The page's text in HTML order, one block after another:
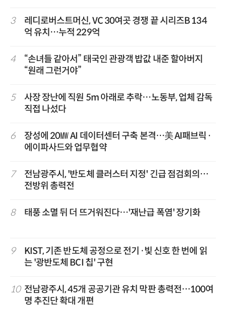
3
레디로버스트머신, VC 30여곳 경쟁 끝 시리즈B 134
억 유치…누적 229억
4
“손녀들 같아서” 태국인 관광객 밥값 내준 할아버지
“원래 그런거야”
5
사장 장난에 직원 5m 아래로 추락…노동부, 업체 감독
직접 나섰다
6
장성에 20㎿ AI 데이터센터 구축 본격…美 AI패브릭·
에이파사드와 업무협약
7
전남광주시, '반도체 클러스터 지정' 긴급 점검회의…
전방위 총력전
8 태풍 소멸 뒤 더 뜨거워진다…'재난급 폭염' 장기화
9
KIST, 기존 반도체 공정으로 전기·빛 신호 한 번에 읽
는 '광반도체 BCI 칩' 구현
10 전남광주시, 45개 공공기관 유치 막판 총력전…100여
명 추진단 확대 개편